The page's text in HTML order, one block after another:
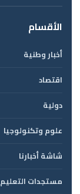
الأقسام
أخبار وطنية
اقتصاد
دولية
علوم وتكنولوجيا
شاشة أخبارنا
مستجدات التعليم